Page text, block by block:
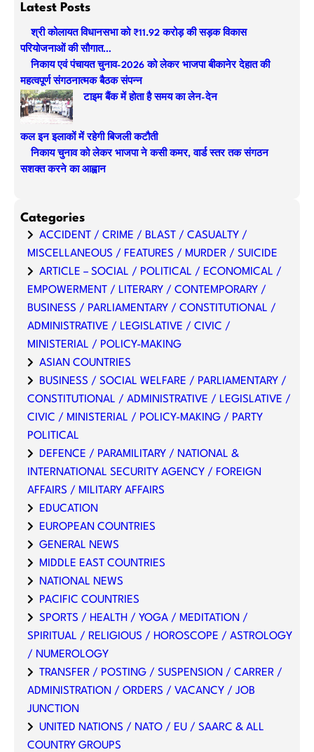
aLatest Posts
श्री कोलायत विधानसभा को ₹11.92 करोड़ की सड़क विकास
परियोजनाओं की सौगात…
निकाय एवं पंचायत चुनाव-2026 को लेकर भाजपा बीकानेर देहात की
महत्वपूर्ण संगठनात्मक बैठक संपन्न
टाइम बैंक में होता है समय का लेन-देन
कल इन इलाकों में रहेगी बिजली कटौती
निकाय चुनाव को लेकर भाजपा ने कसी कमर, वार्ड स्तर तक संगठन
सशक्त करने का आह्वान
Categories
ACCIDENT / CRIME / BLAST / CASUALTY /
MISCELLANEOUS / FEATURES / MURDER / SUICIDE
ARTICLE – SOCIAL / POLITICAL / ECONOMICAL /
EMPOWERMENT / LITERARY / CONTEMPORARY /
BUSINESS / PARLIAMENTARY / CONSTITUTIONAL /
ADMINISTRATIVE / LEGISLATIVE / CIVIC /
MINISTERIAL / POLICY-MAKING
ASIAN COUNTRIES
BUSINESS / SOCIAL WELFARE / PARLIAMENTARY /
CONSTITUTIONAL / ADMINISTRATIVE / LEGISLATIVE /
CIVIC / MINISTERIAL / POLICY-MAKING / PARTY
POLITICAL
DEFENCE / PARAMILITARY / NATIONAL &
INTERNATIONAL SECURITY AGENCY / FOREIGN
AFFAIRS / MILITARY AFFAIRS
EDUCATION
EUROPEAN COUNTRIES
GENERAL NEWS
MIDDLE EAST COUNTRIES
NATIONAL NEWS
PACIFIC COUNTRIES
SPORTS / HEALTH / YOGA / MEDITATION /
SPIRITUAL / RELIGIOUS / HOROSCOPE / ASTROLOGY
/ NUMEROLOGY
TRANSFER / POSTING / SUSPENSION / CARRER /
ADMINISTRATION / ORDERS / VACANCY / JOB
JUNCTION
UNITED NATIONS / NATO / EU / SAARC & ALL
COUNTRY GROUPS